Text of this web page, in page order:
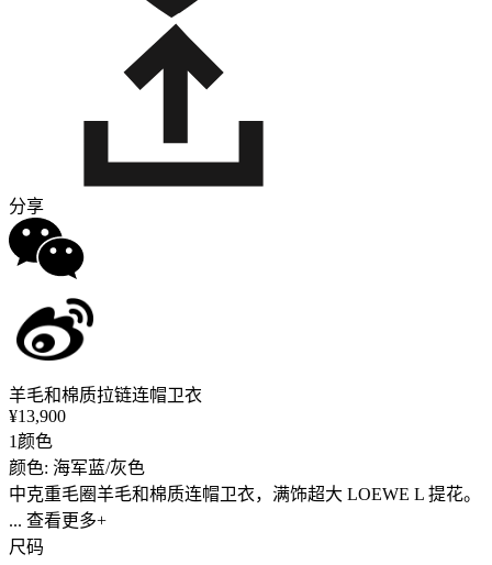
分享
羊毛和棉质拉链连帽卫衣
¥13,900
1颜色
颜色: 海军蓝/灰色
中克重毛圈羊毛和棉质连帽卫衣，满饰超大 LOEWE L 提花。
... 查看更多+
尺码